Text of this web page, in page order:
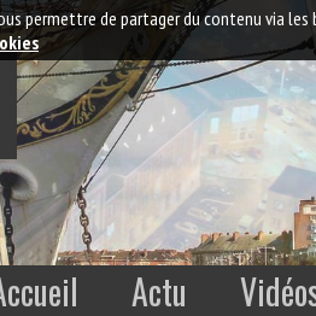
Actu
permettre de partager du contenu via